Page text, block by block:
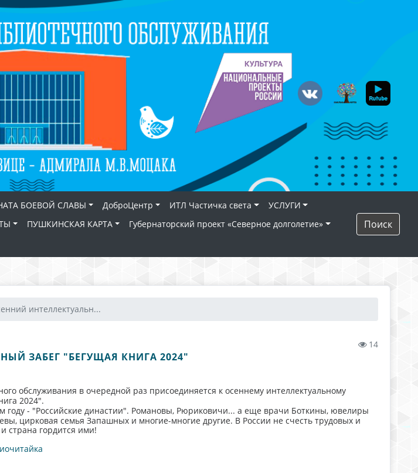
БОЕВОЙ СЛАВЫ ДоброЦентр ИТЛ Частичка света
УСЛУГИ
ПУШКИНСКАЯ КАРТА
Губернаторский проект «Северное долголетие»
Поиск
интеллектуальн...
14
ЗАБЕГ "БЕГУЩАЯ КНИГА 2024"
обслуживания в очередной раз присоединяется к осеннему интеллектуальному
2024".
году - "Российские династии". Романовы, Рюриковичи... а еще врачи Боткины, ювелиры
цирковая семья Запашных и многие-многие другие. В России не счесть трудовых и
страна гордится ими!